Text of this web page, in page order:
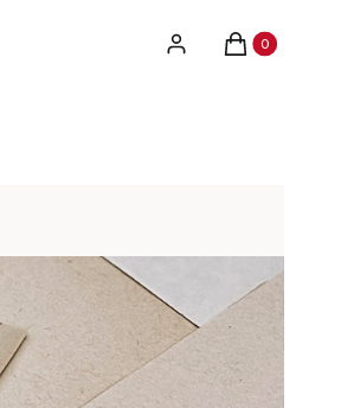
Zaloguj sięProdukty w
Koszyk